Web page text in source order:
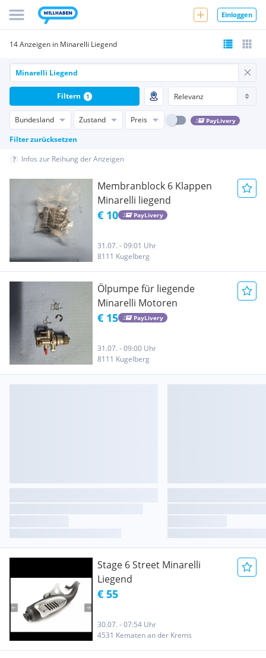
Einloggen
14 Anzeigen in Minarelli Liegend
Bundesland Zustand Preis PayLivery
Filter zurücksetzen
Filtern 1
Infos zur Reihung der Anzeigen
Membranblock 6 Klappen
Minarelli liegend
€ 10 PayLivery
31.07. - 09:01 Uhr
8111 Kugelberg
Ölpumpe für liegende
Minarelli Motoren
€ 15 PayLivery
31.07. - 09:00 Uhr
8111 Kugelberg
Stage 6 Street Minarelli
Liegend
€ 55
30.07. - 07:54 Uhr
4531 Kematen an der Krems